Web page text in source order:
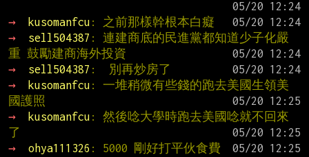
→
kusomanfcu : 之前那樣幹根本白癡
→
sell504387 : 連建商底的民進黨都知道少子化嚴
重 鼓勵建商海外投資
→
sell504387 :  別再炒房了
→
kusomanfcu : 一堆稍微有些錢的跑去美國生領美
國護照
→
kusomanfcu : 然後唸大學時跑去美國唸就不回來
了
→
ohya111326 : 5000 剛好打平伙食費